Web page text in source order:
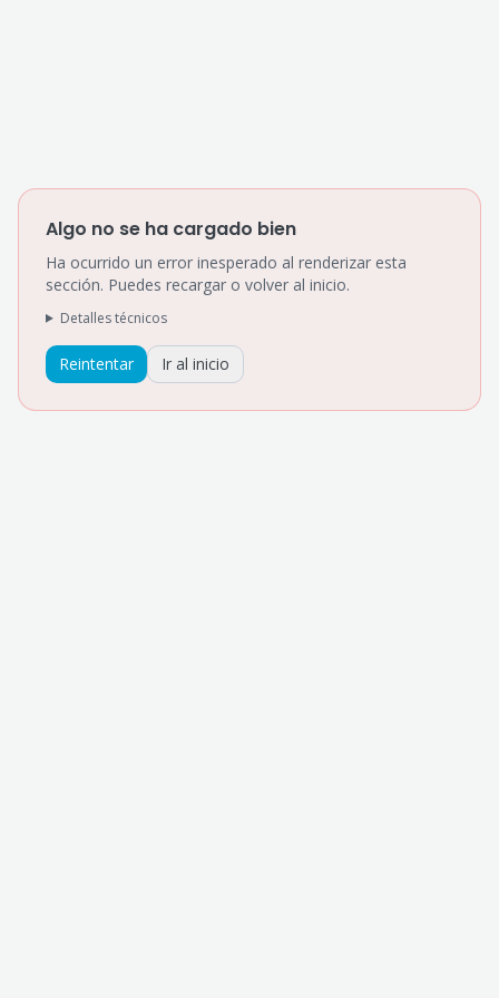
Algo no se ha cargado bien
Ha ocurrido un error inesperado al renderizar esta
sección. Puedes recargar o volver al inicio.
Detalles técnicos
Reintentar Ir al inicio